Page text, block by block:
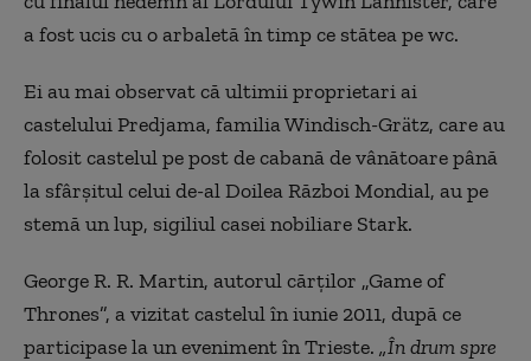
a fost ucis cu o arbaletă în timp ce stătea pe wc.
Ei au mai observat că ultimii proprietari ai
castelului Predjama, familia Windisch-Grätz, care au
folosit castelul pe post de cabană de vânătoare până
la sfârșitul celui de-al Doilea Război Mondial, au pe
stemă un lup, sigiliul casei nobiliare Stark.
George R. R. Martin, autorul cărților „Game of
Thrones”, a vizitat castelul în iunie 2011, după ce
participase la un eveniment în Trieste. „În drum spre